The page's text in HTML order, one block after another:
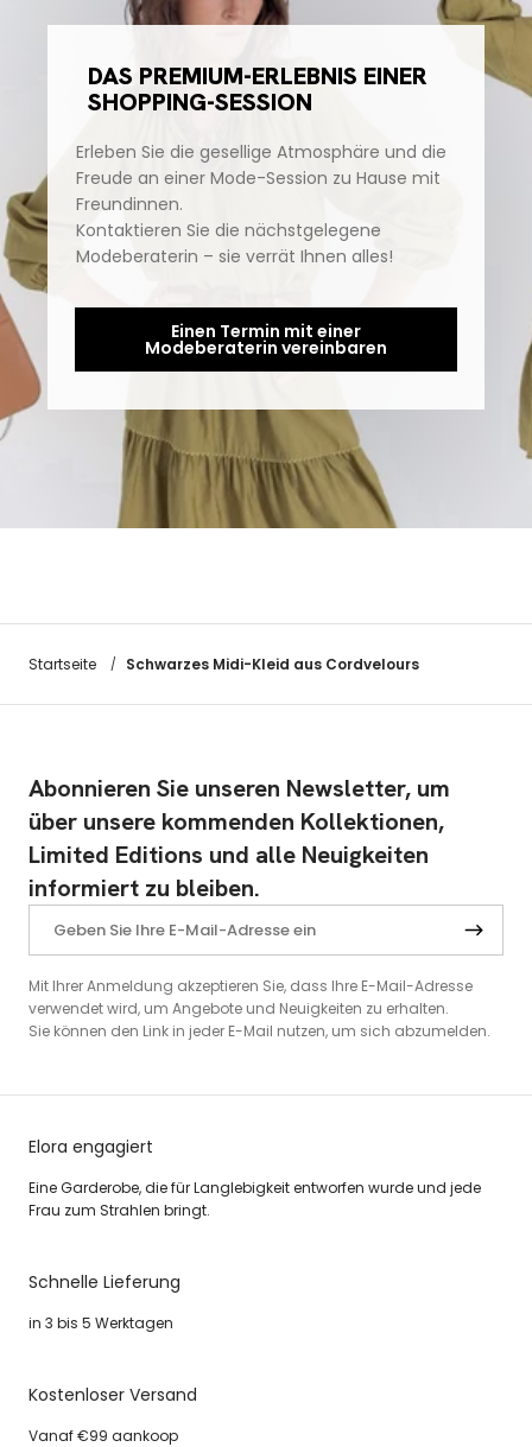
DAS PREMIUM-ERLEBNIS EINER
SHOPPING-SESSION
Erleben Sie die gesellige Atmosphäre und die
Freude an einer Mode-Session zu Hause mit
Freundinnen.
Kontaktieren Sie die nächstgelegene
Modeberaterin – sie verrät Ihnen alles!
Einen Termin mit einer
Modeberaterin vereinbaren
Startseite / Schwarzes Midi-Kleid aus Cordvelours
Abonnieren Sie unseren Newsletter, um
über unsere kommenden Kollektionen,
Limited Editions und alle Neuigkeiten
informiert zu bleiben.
Mit Ihrer Anmeldung akzeptieren Sie, dass Ihre E-Mail-Adresse
verwendet wird, um Angebote und Neuigkeiten zu erhalten.
Sie können den Link in jeder E-Mail nutzen, um sich abzumelden.
Elora engagiert
Eine Garderobe, die für Langlebigkeit entworfen wurde und jede
Frau zum Strahlen bringt.
Schnelle Lieferung
in 3 bis 5 Werktagen
Kostenloser Versand
Vanaf €99 aankoop